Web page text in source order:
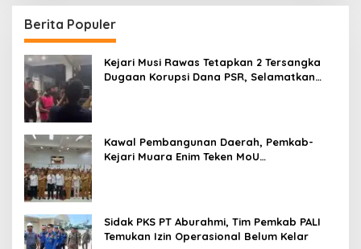
Berita Populer
Kejari Musi Rawas Tetapkan 2 Tersangka
Dugaan Korupsi Dana PSR, Selamatkan
Kawal Pembangunan Daerah, Pemkab-
Kejari Muara Enim Teken MoU
Sidak PKS PT Aburahmi, Tim Pemkab PALI
Temukan Izin Operasional Belum Kelar